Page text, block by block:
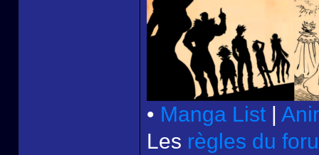
• Manga List |
Les règles du